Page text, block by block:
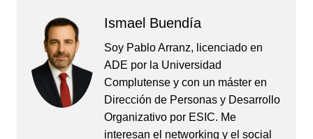
Ismael Buendía
Soy Pablo Arranz, licenciado en
ADE por la Universidad
Complutense y con un máster en
Dirección de Personas y Desarrollo
Organizativo por ESIC. Me
interesan el networking y el social